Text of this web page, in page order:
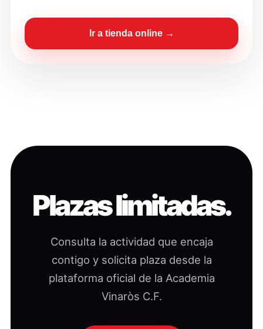
Ir a tienda online →
Plazas limitadas.
Consulta la actividad que encaja
contigo y solicita plaza desde la
plataforma oficial de la Academia
Vinaròs C.F.